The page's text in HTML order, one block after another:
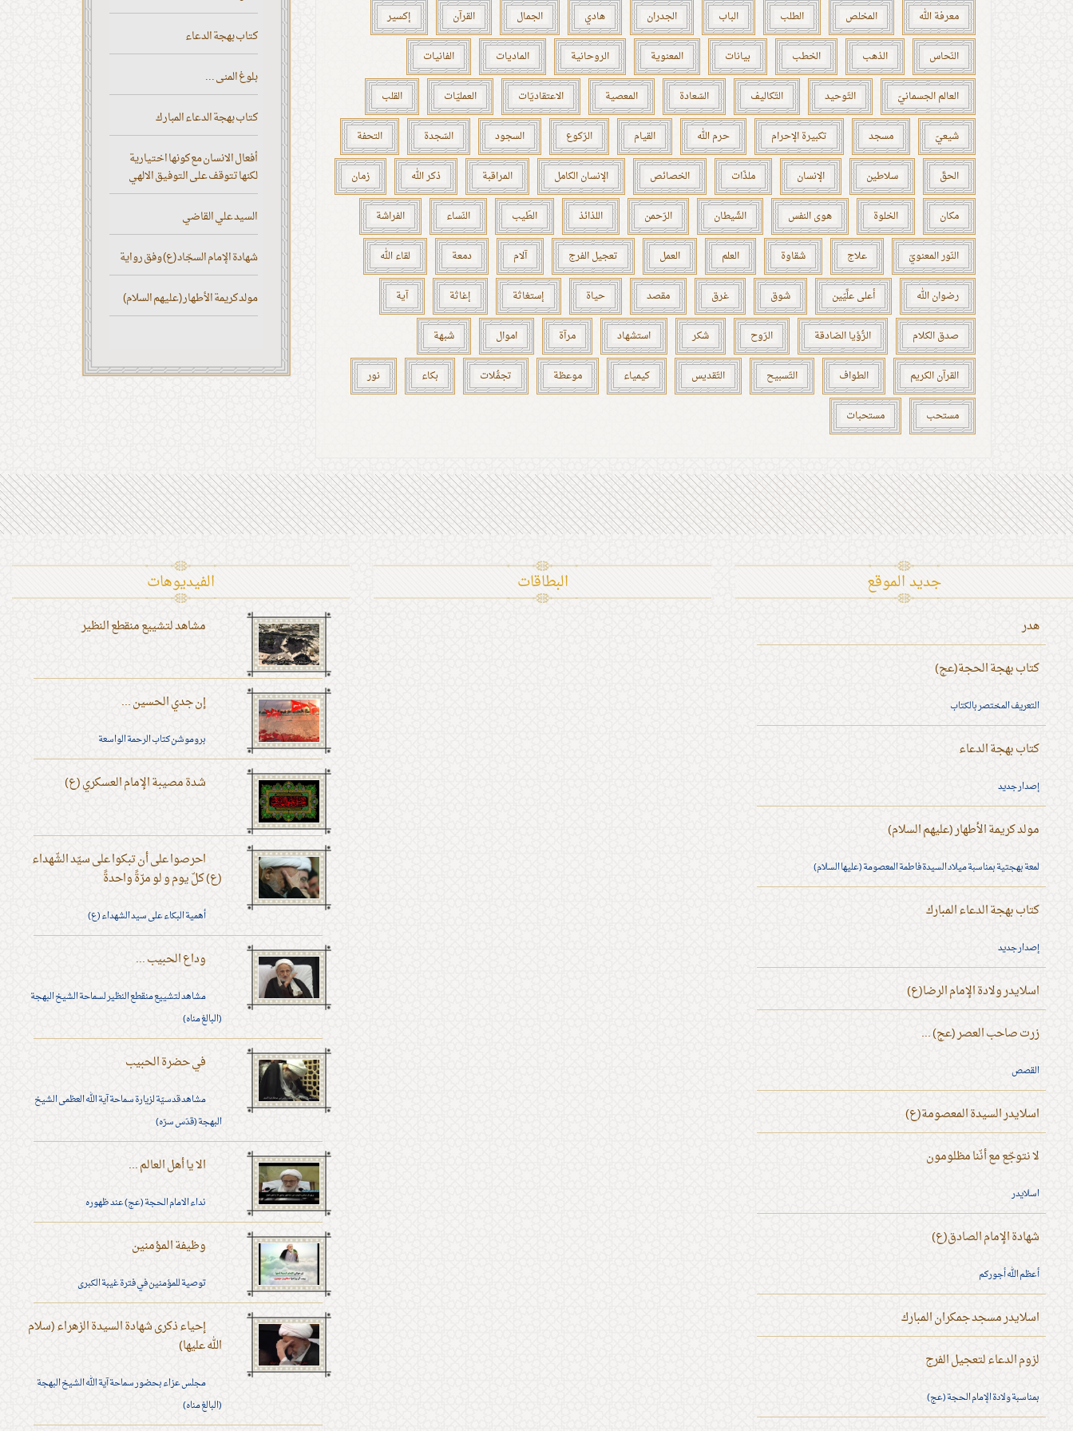
معرفة الله المخلص الطلب الباب الجدران هادي الجمال القرآن إكسير
النّحاس الذهب الخطب بيانات المعنوية الروحانية الماديات الفانيات
العالم الجسمانيّ التّوحيد التّكاليف السّعادة المعصية الاعتقاديّات العمليّات القلب
شيعيّ مسجد تكبيرة الإحرام حرم الله القيام الرّكوع السجود السّجدة التحفة
الحقّ سلاطين الإنسان ملذّات الخصائص الإنسان الكامل المراقبة ذكر الله زمان
مكان الخلوة هوى النفس الشّيطان الرّحمن اللذائذ الطّيب النّساء الفراشة
النّور المعنويّ علاج شقاوة العلم العمل تعجيل الفرج آلام دمعة لقاء الله
رضوان الله أعلى علِّيّين شوق غرق مقصد حياة إستغاثة إغاثة آية
صدق الكلام الرُّؤيا الصّادقة الرّوح شكر استشهاد مرآة اموال شبهة
القرآن الكريم الطواف التّسبيح التّقديس كيمياء موعظة تجمُّلات بكاء نور
مستحب مستحبات
كتاب بهجة الدعاء
بلوغ المنى ...
كتاب بهجة الدعاء المبارك
أفعال الانسان مع كونها اختيارية
لكنها تتوقف على التوفيق الالهي
السيد علي القاضي
شهادة الإمام السجّاد (ع) وفق رواية
مولد كريمة الأطهار (عليهم السلام)
الفیدیوهات
مشاهد لتشييع منقطع النظير
إن جدي الحسين ...
بروموشن كتاب الرحمة الواسعة
شدة مصيبة الإمام العسكري (ع)
احرصوا على أن تبكوا على سيّد الشّهداء
(ع) كلّ يوم و لو مرّةً واحدةً
أهمية البكاء على سيد الشهداء (ع)
وداع الحبيب ...
مشاهد لتشييع منقطع النظير لسماحة الشيخ البهجة
(البالغ مناه)
في حضرة الحبيب
مشاهد قدسيّة لزيارة سماحة آية الله العظمى الشيخ
البهجة (قدّس سرّه)
الا يا أهل العالم ...
نداء الامام الحجة (عج) عند ظهوره
وظيفة المؤمنين
توصية للمؤمنين في فترة غيبة الكبرى
إحياء ذكرى شهادة السيدة الزهراء (سلام
الله عليها)
مجلس عزاء بحضور سماحة آية الله الشيخ البهجة
(البالغ مناه)
البطاقات جديد الموقع
هدر
كتاب بهجة الحجة(عج)
التعريف المختصر بالكتاب
كتاب بهجة الدعاء
إصدار جديد
مولد كريمة الأطهار (عليهم السلام)
لمعة بهجتية بمناسبة ميلاد السيدة فاطمة المعصومة (عليها السلام)
كتاب بهجة الدعاء المبارك
إصدار جديد
اسلايدر ولادة الإمام الرضا(ع)
زرت صاحب العصر (عج) ...
القصص
اسلايدر السيدة المعصومة(ع)
لا نتوجّع مع أنّنا مظلومون
اسلايدر
شهادة الإمام الصادق(ع)
أعظم الله أجوركم
اسلايدر مسجد جمكران المبارك
لزوم الدعاء لتعجيل الفرج
بمناسبة ولادة الإمام الحجة (عج)